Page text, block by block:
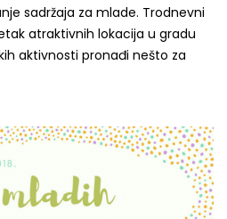
sadržaja za mlade. Trodnevni
atraktivnih lokacija u gradu
aktivnosti pronađi nešto za